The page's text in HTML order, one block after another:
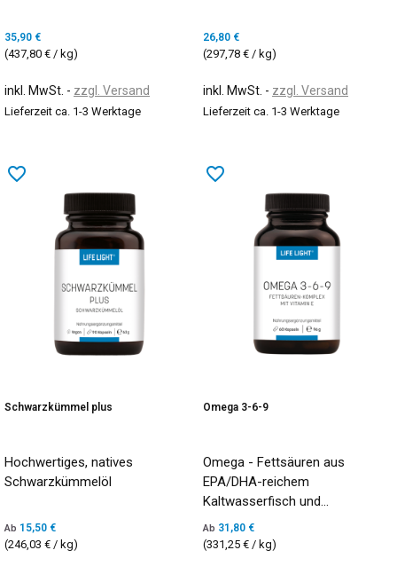
35,90 €
(437,80 € / kg)
inkl. MwSt. zzgl. Versand
Lieferzeit ca. 1-3 Werktage
26,80 €
(297,78 € / kg)
inkl. MwSt. zzgl. Versand
Lieferzeit ca. 1-3 Werktage
Schwarzkümmel plus
Hochwertiges, natives
Schwarzkümmelöl
Ab 15,50 €
(246,03 € / kg)
favorite_border
Omega 3-6-9
Omega - Fettsäuren aus
EPA/DHA-reichem
Kaltwasserfisch und
ausgewählten Pflanzenölen mit
Vitamin E
Ab 31,80 €
(331,25 € / kg)
favorite_border